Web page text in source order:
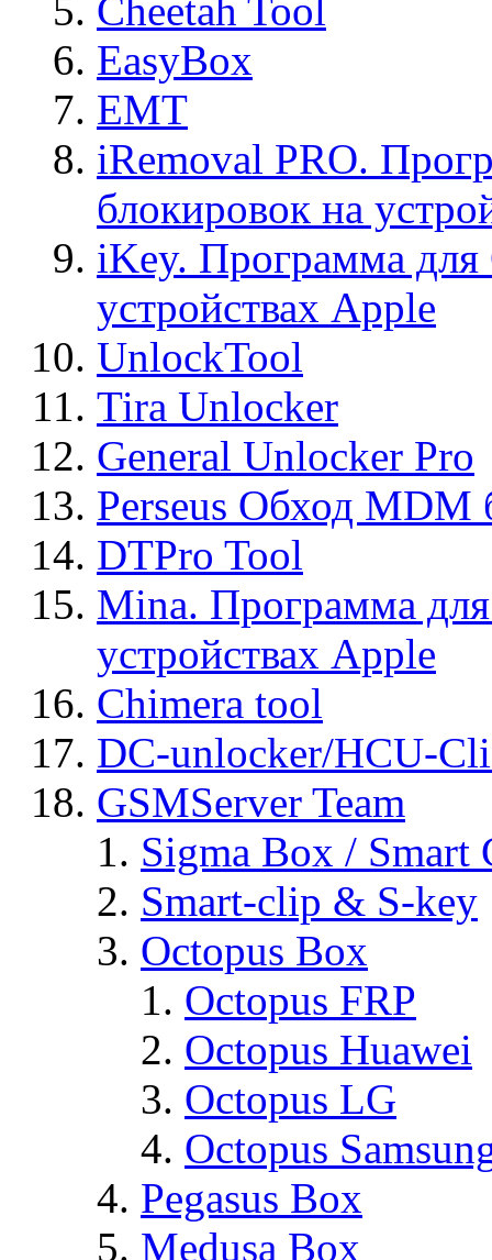
Cheetah Tool
EasyBox
EMT
iRemoval PRO.
блокировок на
iKey. Программа для
устройствах Apple
UnlockTool
Tira Unlocker
General Unlocker Pro
Perseus Обход MDM
DTPro Tool
Mina. Программа
устройствах Apple
Chimera tool
DC-unlocker/HCU-
GSMServer Team
Sigma Box / Smart
Smart-clip & S-key
Octopus Box
Octopus FRP
Octopus Huawei
Octopus LG
Octopus
Pegasus Box
Medusa Box